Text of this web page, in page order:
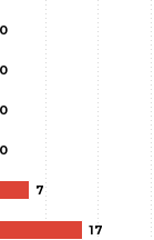
0
0
0
0
7
17